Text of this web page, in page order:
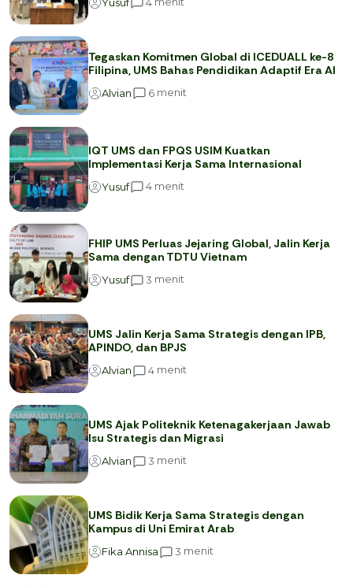
Tegaskan Komitmen Global di ICEDUALL ke-8
Filipina, UMS Bahas Pendidikan Adaptif Era AI
Alvian 6 menit
IQT UMS dan FPQS USIM Kuatkan
Implementasi Kerja Sama Internasional
Yusuf 4 menit
FHIP UMS Perluas Jejaring Global, Jalin Kerja
Sama dengan TDTU Vietnam
Yusuf 3 menit
UMS Jalin Kerja Sama Strategis dengan IPB,
APINDO, dan BPJS
Alvian 4 menit
UMS Ajak Politeknik Ketenagakerjaan Jawab
Isu Strategis dan Migrasi
Alvian 3 menit
UMS Bidik Kerja Sama Strategis dengan
Kampus di Uni Emirat Arab
Fika Annisa 3 menit